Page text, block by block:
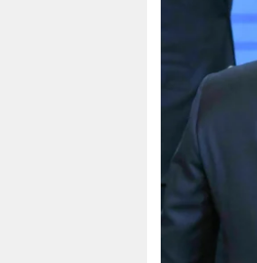
wahrheit
verlag
verlag